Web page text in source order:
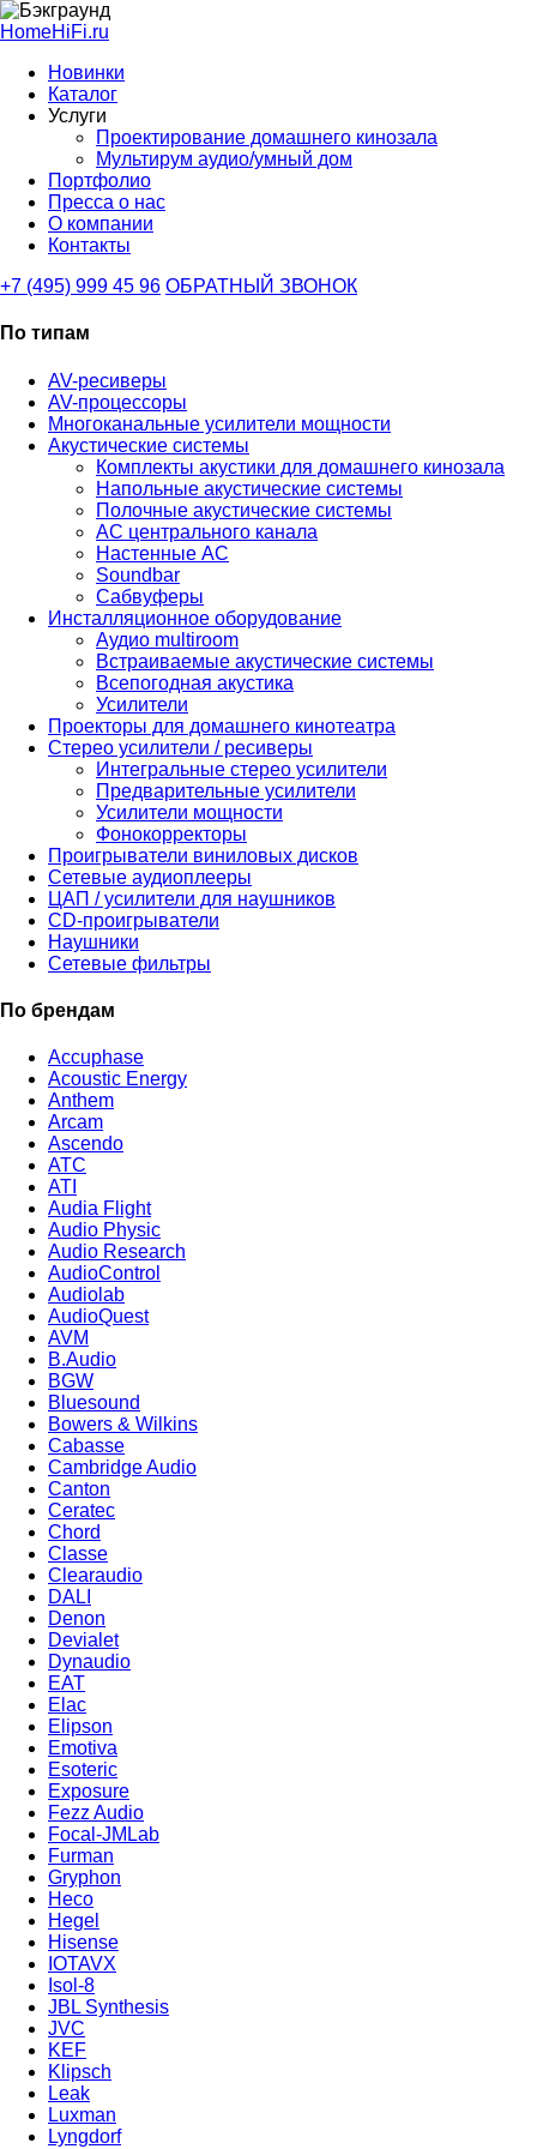
HomeHiFi.ru
Новинки
Каталог
Услуги
Проектирование домашнего кинозала
Мультирум аудио/умный дом
Портфолио
Пресса о нас
О компании
Контакты
+7 (495) 999 45 96 ОБРАТНЫЙ ЗВОНОК
По типам
AV-ресиверы
AV-процессоры
Многоканальные усилители мощности
Акустические системы
Комплекты акустики для домашнего кинозала
Напольные акустические системы
Полочные акустические системы
АС центрального канала
Настенные АС
Soundbar
Сабвуферы
Инсталляционное оборудование
Аудио multiroom
Встраиваемые акустические системы
Всепогодная акустика
Усилители
Проекторы для домашнего кинотеатра
Стерео усилители / ресиверы
Интегральные стерео усилители
Предварительные усилители
Усилители мощности
Фонокорректоры
Проигрыватели виниловых дисков
Сетевые аудиоплееры
ЦАП / усилители для наушников
CD-проигрыватели
Наушники
Сетевые фильтры
По брендам
Accuphase
Acoustic Energy
Anthem
Arcam
Ascendo
ATC
ATI
Audia Flight
Audio Physic
Audio Research
AudioControl
Audiolab
AudioQuest
AVM
B.Audio
BGW
Bluesound
Bowers & Wilkins
Cabasse
Cambridge Audio
Canton
Ceratec
Chord
Classe
Clearaudio
DALI
Denon
Devialet
Dynaudio
EAT
Elac
Elipson
Emotiva
Esoteric
Exposure
Fezz Audio
Focal-JMLab
Furman
Gryphon
Heco
Hegel
Hisense
IOTAVX
Isol-8
JBL Synthesis
JVC
KEF
Klipsch
Leak
Luxman
Lyngdorf